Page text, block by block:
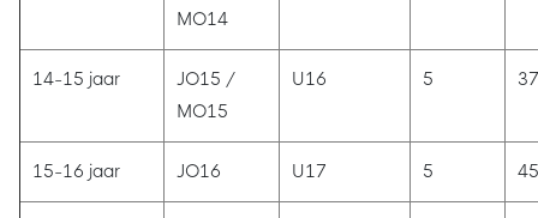
MO14
14-15 jaar
JO15 /
MO15
U16 5
15-16 jaar JO16 U17 5